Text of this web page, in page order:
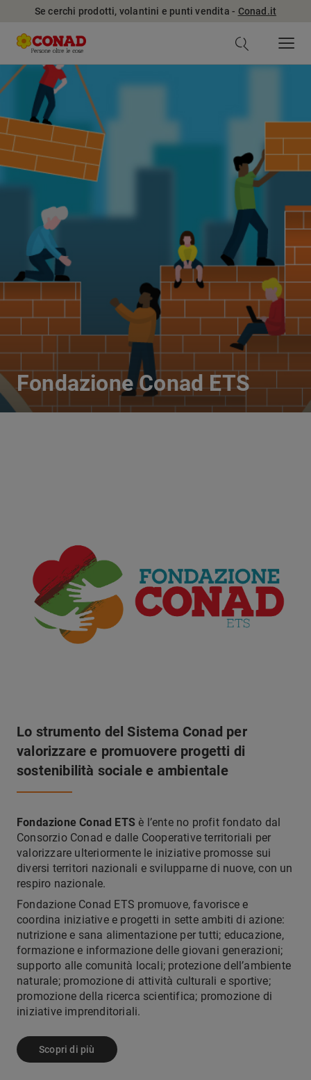
Se cerchi prodotti, volantini e punti vendita - Conad.it
Fondazione Conad ETS
Lo strumento del Sistema Conad per
valorizzare e promuovere progetti di
sostenibilità sociale e ambientale
Fondazione Conad ETS è l’ente no profit fondato dal
Consorzio Conad e dalle Cooperative territoriali per
valorizzare ulteriormente le iniziative promosse sui
diversi territori nazionali e svilupparne di nuove, con un
respiro nazionale.
Fondazione Conad ETS promuove, favorisce e
coordina iniziative e progetti in sette ambiti di azione:
nutrizione e sana alimentazione per tutti; educazione,
formazione e informazione delle giovani generazioni;
supporto alle comunità locali; protezione dell’ambiente
naturale; promozione di attività culturali e sportive;
promozione della ricerca scientifica; promozione di
iniziative imprenditoriali.
Scopri di più